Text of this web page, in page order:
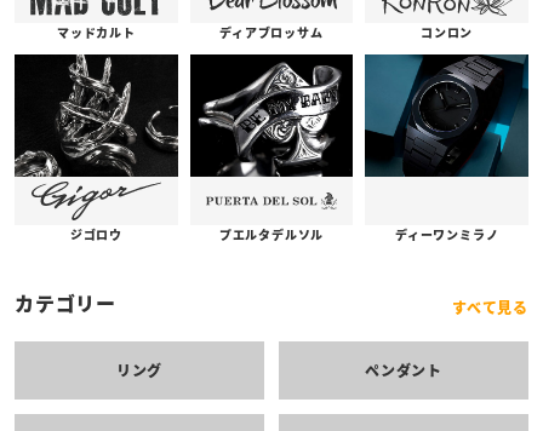
マッドカルト ディアブロッサム コンロン
ジゴロウ プエルタデルソル ディーワンミラノ
カテゴリー すべて見る
リング ペンダント